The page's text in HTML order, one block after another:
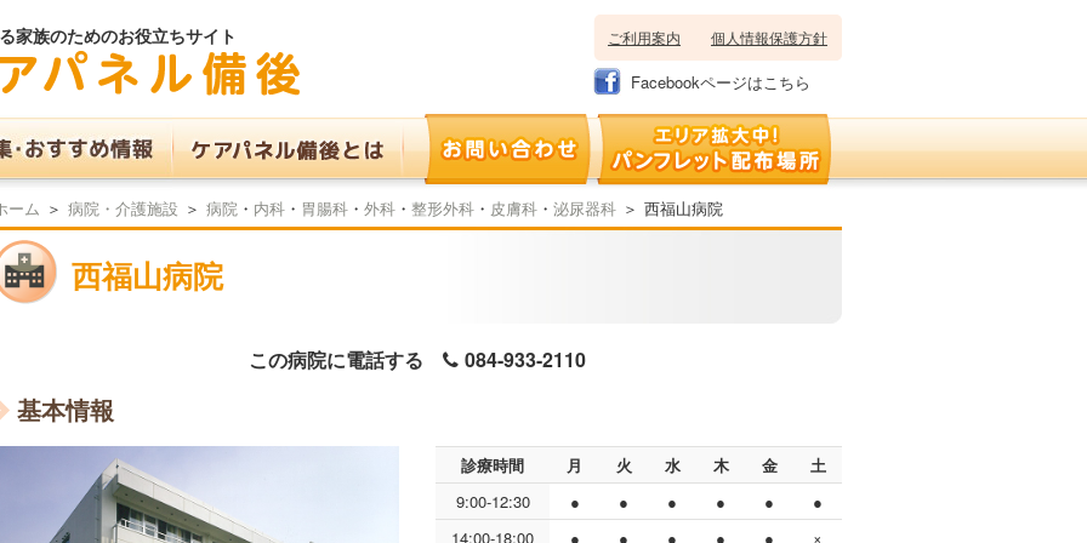
家族のためのお役立ちサイト ご利用案内 個人情報保護方針
Facebookページはこちら
ーム ＞ 病院・介護施設 ＞ 病院 ・ 内科 ・ 胃腸科 ・ 外科 ・ 整形外科 ・ 皮膚科 ・ 泌尿器科 ＞ 西福山病院
西福山病院
この病院に電話する 084-933-2110
基本情報
診療時間 月 火 水 木 金
土
9:00-12:30
● ● ● ● ●
●
14:00-18:00
● ● ● ● ● ×